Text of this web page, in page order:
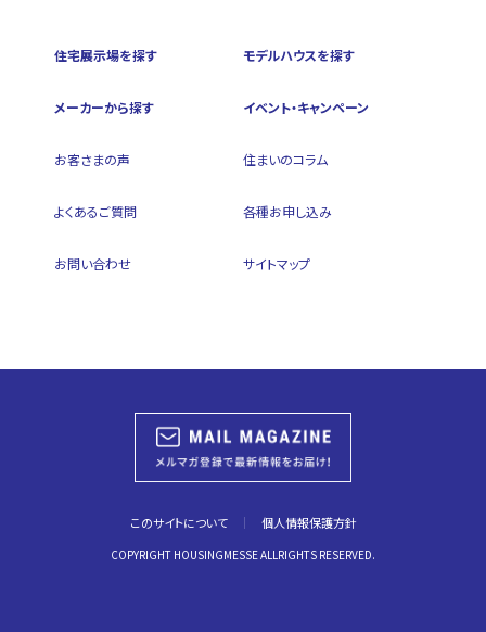
住宅展示場を探す モデルハウスを探す
メーカーから探す イベント・キャンペーン
お客さまの声 住まいのコラム
よくあるご質問 各種お申し込み
お問い合わせ サイトマップ
COPYRIGHT HOUSINGMESSE ALLRIGHTS RESERVED.
このサイトについて 個人情報保護方針